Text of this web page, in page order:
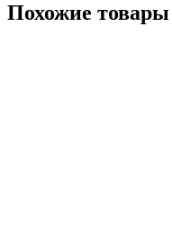
Похожие товары